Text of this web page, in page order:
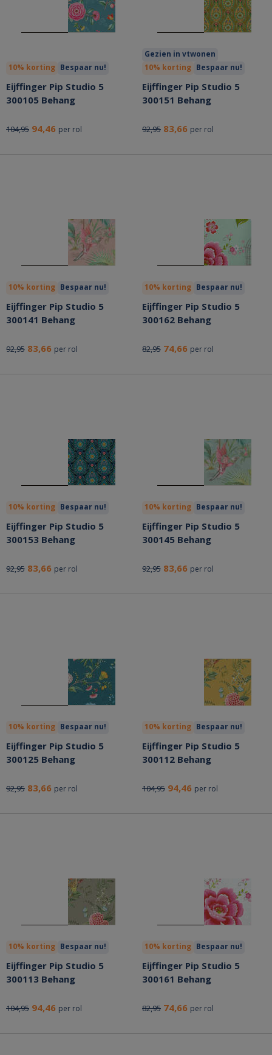
10% korting Bespaar nu!
Eijffinger Pip Studio 5
300105 Behang
104,95 94,46 per rol
Gezien in vtwonen
10% korting Bespaar nu!
Eijffinger Pip Studio 5
300151 Behang
92,95 83,66 per rol
10% korting Bespaar nu!
Eijffinger Pip Studio 5
300141 Behang
92,95 83,66 per rol
10% korting Bespaar nu!
Eijffinger Pip Studio 5
300162 Behang
82,95 74,66 per rol
10% korting Bespaar nu!
Eijffinger Pip Studio 5
300153 Behang
92,95 83,66 per rol
10% korting Bespaar nu!
Eijffinger Pip Studio 5
300145 Behang
92,95 83,66 per rol
10% korting Bespaar nu!
Eijffinger Pip Studio 5
300125 Behang
92,95 83,66 per rol
10% korting Bespaar nu!
Eijffinger Pip Studio 5
300112 Behang
104,95 94,46 per rol
10% korting Bespaar nu!
Eijffinger Pip Studio 5
300113 Behang
104,95 94,46 per rol
10% korting Bespaar nu!
Eijffinger Pip Studio 5
300161 Behang
82,95 74,66 per rol